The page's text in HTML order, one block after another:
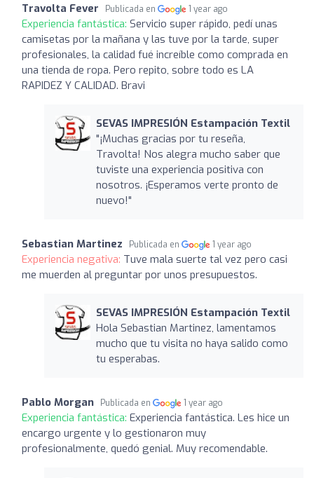
Travolta Fever Publicada en 1 year ago
Experiencia fantástica: Servicio super rápido, pedí unas
camisetas por la mañana y las tuve por la tarde, super
profesionales, la calidad fué increíble como comprada en
una tienda de ropa. Pero repito, sobre todo es LA
RAPIDEZ Y CALIDAD. Bravi
SEVAS IMPRESIÓN Estampación Textil
"¡Muchas gracias por tu reseña,
Travolta! Nos alegra mucho saber que
tuviste una experiencia positiva con
nosotros. ¡Esperamos verte pronto de
nuevo!"
Sebastian Martinez Publicada en 1 year ago
Experiencia negativa: Tuve mala suerte tal vez pero casi
me muerden al preguntar por unos presupuestos.
SEVAS IMPRESIÓN Estampación Textil
Hola Sebastian Martinez, lamentamos
mucho que tu visita no haya salido como
tu esperabas.
Pablo Morgan Publicada en 1 year ago
Experiencia fantástica: Experiencia fantástica. Les hice un
encargo urgente y lo gestionaron muy
profesionalmente, quedó genial. Muy recomendable.